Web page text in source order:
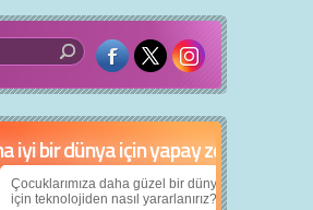
için yapay zekâ
güzel bir dünya bırakabilmek
nasıl yararlanırız?